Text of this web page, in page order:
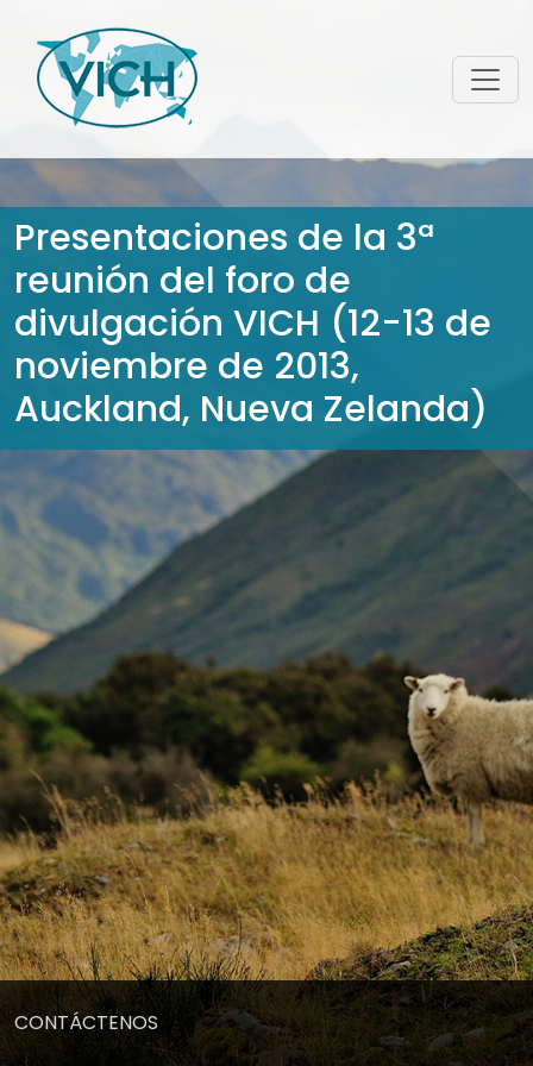
Presentaciones de la 3ª
reunión del foro de
divulgación VICH (12-13 de
noviembre de 2013,
Auckland, Nueva Zelanda)
CONTÁCTENOS